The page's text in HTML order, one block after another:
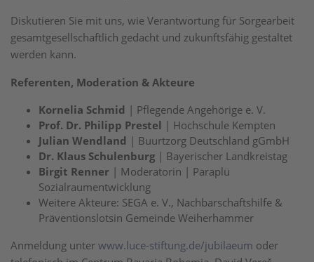
Diskutieren Sie mit uns, wie Verantwortung für Sorgearbeit
gesamtgesellschaftlich gedacht und zukunftsfähig gestaltet
werden kann.
Referenten, Moderation & Akteure
Kornelia Schmid | Pflegende Angehörige e. V.
Prof. Dr. Philipp Prestel | Hochschule Kempten
Julian Wendland | Buurtzorg Deutschland gGmbH
Dr. Klaus Schulenburg | Bayerischer Landkreistag
Birgit Renner | Moderatorin | Paraplü
Sozialraumentwicklung
Weitere Akteure: SEGA e. V., Nachbarschaftshilfe &
Präventionslotsin Gemeinde Weiherhammer
Anmeldung unter www.luce-stiftung.de/jubilaeum oder